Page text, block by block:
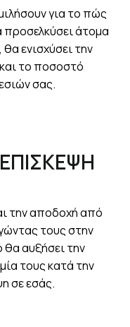
για το πώς
άτομα
ενισχύσει την
το ποσοστό
σας.
την αποδοχή από
τους στην
αυξήσει την
τους κατά την
σε εσάς.